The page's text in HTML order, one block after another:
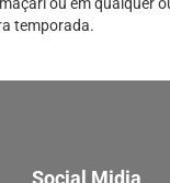
temporada.
Social Midia